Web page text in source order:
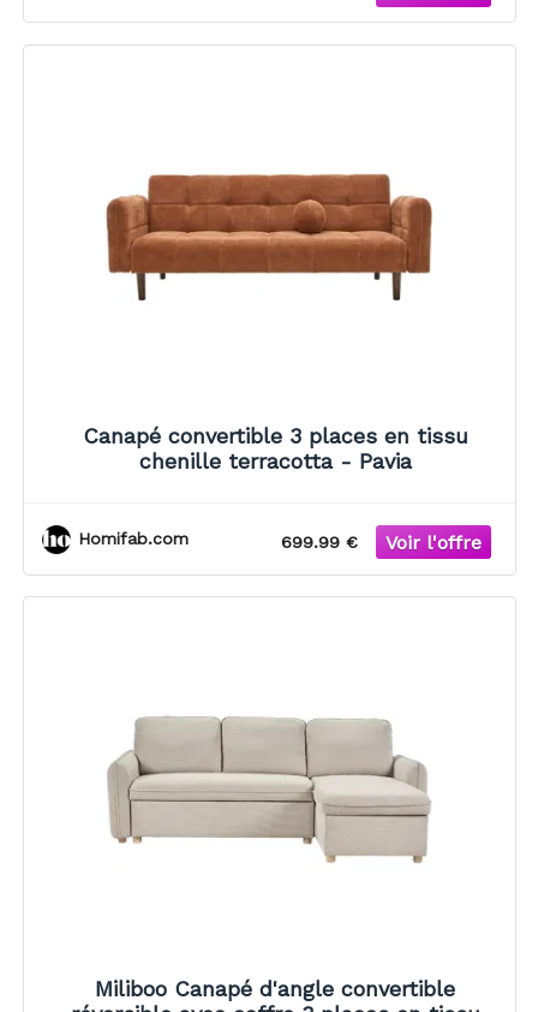
Canapé convertible 3 places en tissu
chenille terracotta - Pavia
Homifab.com 699.99 €
Miliboo Canapé d'angle convertible